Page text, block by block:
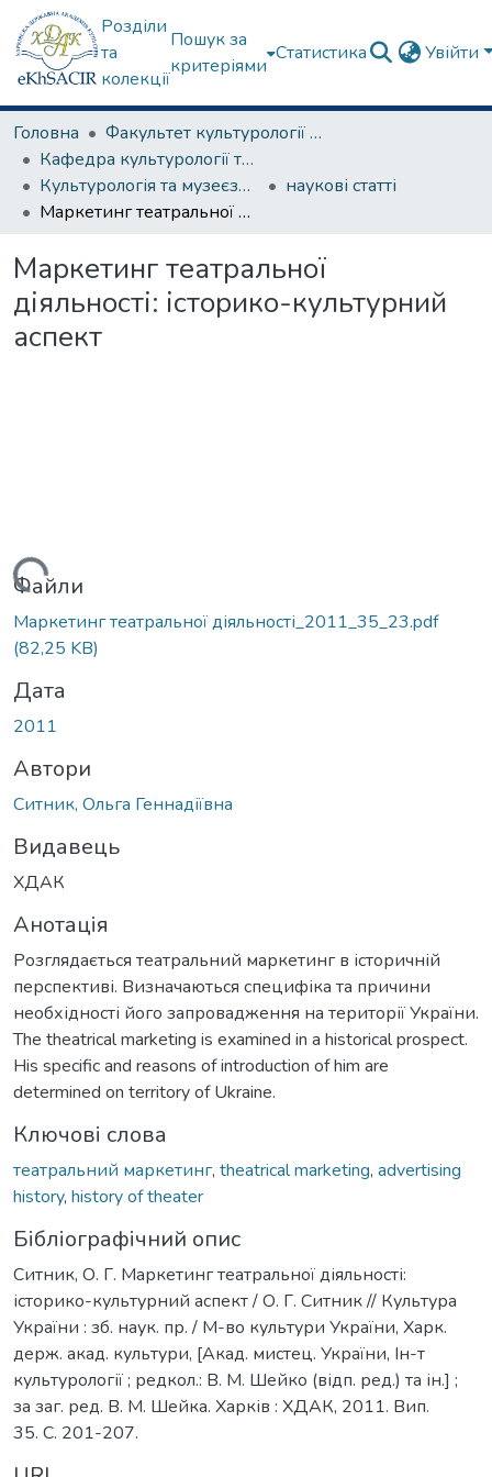
Розділи
та
колекції
Пошук за
критеріями
Статистика Увійти
Головна
Факультет культурології та соціальних комунікацій
Кафедра культурології та музеєзнавства
Культурологія та музеєзнавство
наукові статті
Маркетинг театральної діяльності: історико-культурний аспект
Маркетинг театральної
діяльності: історико-культурний
аспект
Файли
Маркетинг театральної діяльності_2011_35_23.pdf
(82,25 KB)
Дата
2011
Автори
Ситник, Ольга Геннадіївна
Видавець
ХДАК
Анотація
Розглядається театральний маркетинг в історичній
перспективі. Визначаються специфіка та причини
необхідності його запровадження на території України.
The theatrical marketing is examined in a historical prospect.
His specific and reasons of introduction of him are
determined on territory of Ukraine.
Ключові слова
театральний маркетинг, theatrical marketing, advertising
history, history of theater
Бібліографічний опис
Ситник, О. Г. Маркетинг театральної діяльності:
історико-культурний аспект / О. Г. Ситник // Культура
України : зб. наук. пр. / М-во культури України, Харк.
держ. акад. культури, [Акад. мистец. України, Ін-т
культурології ; редкол.: В. М. Шейко (відп. ред.) та ін.] ;
за заг. ред. В. М. Шейка. Харків : ХДАК, 2011. Вип.
35. С. 201-207.